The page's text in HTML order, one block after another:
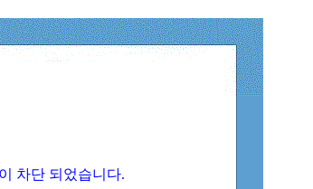
차단 되었습니다.